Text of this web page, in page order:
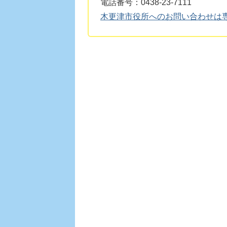
電話番号：0438-23-7111
木更津市役所へのお問い合わせは